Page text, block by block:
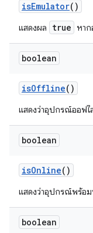
isEmulator()
แสดงผล true หาก
boolean
isOffline()
แสดงว่าอุปกรณ์ออฟไ
boolean
isOnline()
แสดงว่าอุปกรณ์พร้อม
boolean